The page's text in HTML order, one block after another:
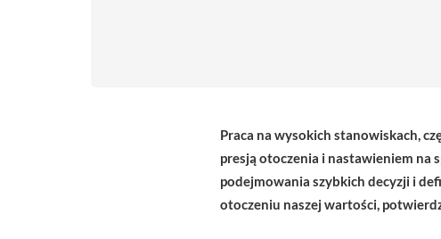
Praca na wysokich stanowiskach,
presją otoczenia i nastawieniem na
podejmowania szybkich decyzji i
otoczeniu naszej wartości,